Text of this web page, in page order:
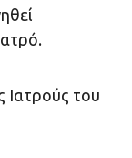
Ιατρούς του